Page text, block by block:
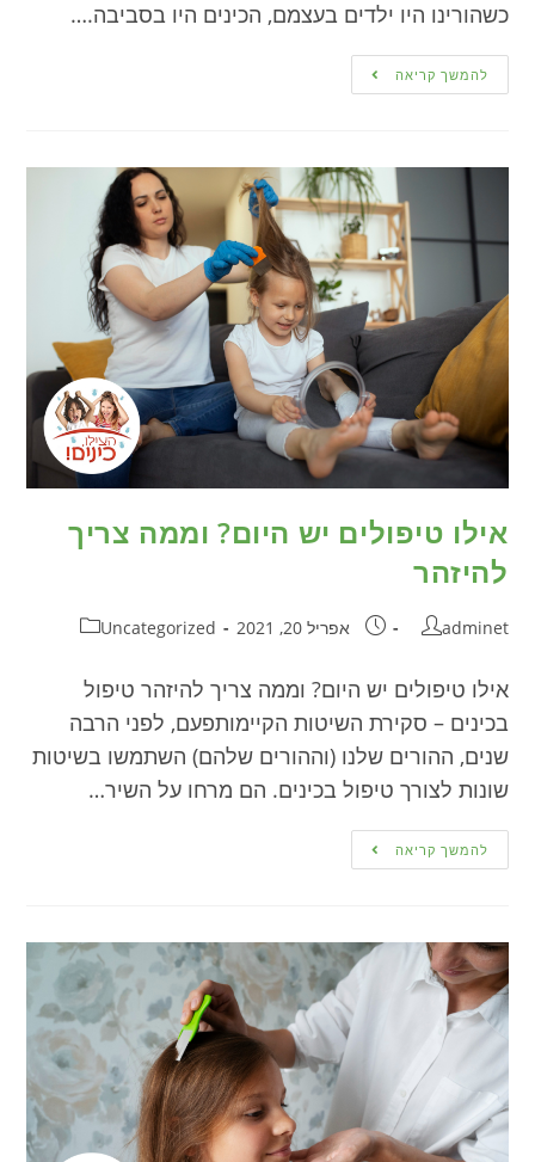
כשהורינו היו ילדים בעצמם, הכינים היו בסביבה.…
להמשך קריאה
אילו טיפולים יש היום? וממה צריך
להיזהר
adminet אפריל 20, 2021 Uncategorized
אילו טיפולים יש היום? וממה צריך להיזהר טיפול
בכינים – סקירת השיטות הקיימותפעם, לפני הרבה
שנים, ההורים שלנו (וההורים שלהם) השתמשו בשיטות
שונות לצורך טיפול בכינים. הם מרחו על השיר…
להמשך קריאה